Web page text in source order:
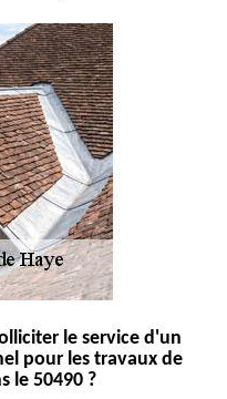
le service d'un
pour les travaux de
le 50490 ?